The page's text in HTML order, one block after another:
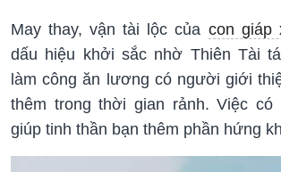
May thay, vận tài lộc của con giáp
dấu hiệu khởi sắc nhờ Thiên Tài
làm công ăn lương có người giới
thêm trong thời gian rảnh. Việc có
giúp tinh thần bạn thêm phần hứng